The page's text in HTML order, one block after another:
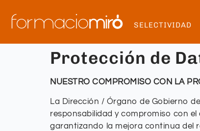
SELECTIVIDAD
Protección de
NUESTRO COMPROMISO CON LA
La Dirección / Órgano de Gobierno de
responsabilidad y compromiso con
garantizando la mejora continua del